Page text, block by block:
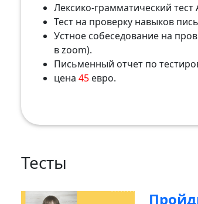
Лексико-грамматический
Тест на проверку навыков
Устное собеседование на
в zoom).
Письменный отчет по
цена 45евро.
Тесты